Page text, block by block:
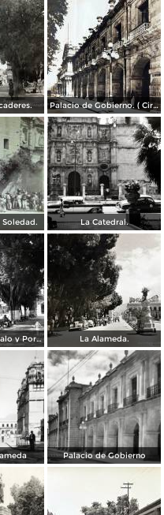
Palacio de Gobierno. ( Circulada el 3 de Febrero de 1933 ).
Soledad. La Catedral.
Costado del Zocalo y Portal de Mercaderes. La Alameda.
Palacio de Gobierno